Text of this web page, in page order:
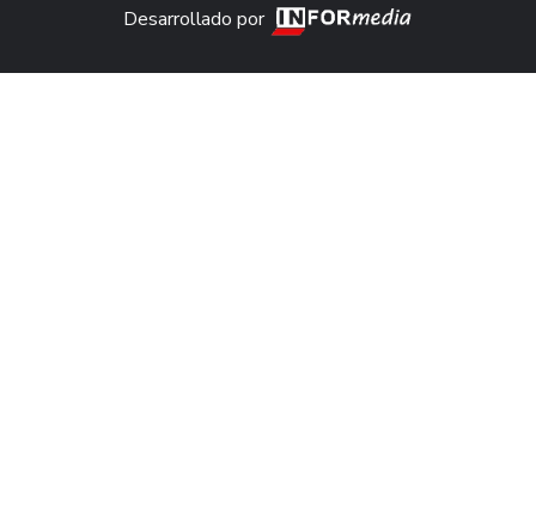
Desarrollado por